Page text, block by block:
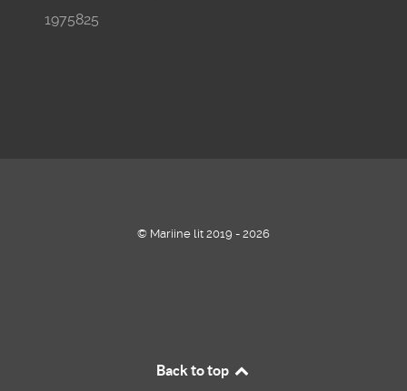
1975825
© Mariine lit 2019 - 2026
Back to top